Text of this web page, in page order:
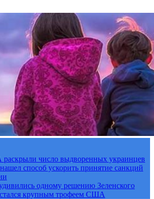
число выдворенных украинцев
способ ускорить принятие санкций
одному решению Зеленского
крупным трофеем США